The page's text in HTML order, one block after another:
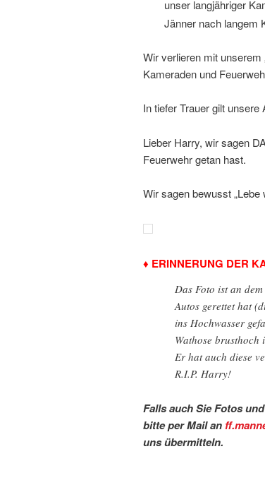
unser langjähriger
Jänner nach langem
Wir verlieren mit unserem
Kameraden und
In tiefer Trauer gilt
Lieber Harry, wir sagen
Feuerwehr getan hast.
Wir sagen bewusst
♦ ERINNERUNG DER
Das Foto ist an
Autos gerettet hat
ins Hochwasser
Wathose brusthoch
Er hat auch diese
R.I.P. Harry!
Falls auch Sie Fotos
bitte per Mail an
uns übermitteln.